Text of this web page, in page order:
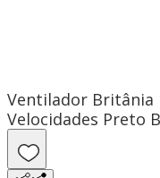
Ventilador Britânia
Velocidades Preto